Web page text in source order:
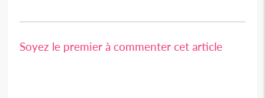
Soyez le premier à commenter cet article